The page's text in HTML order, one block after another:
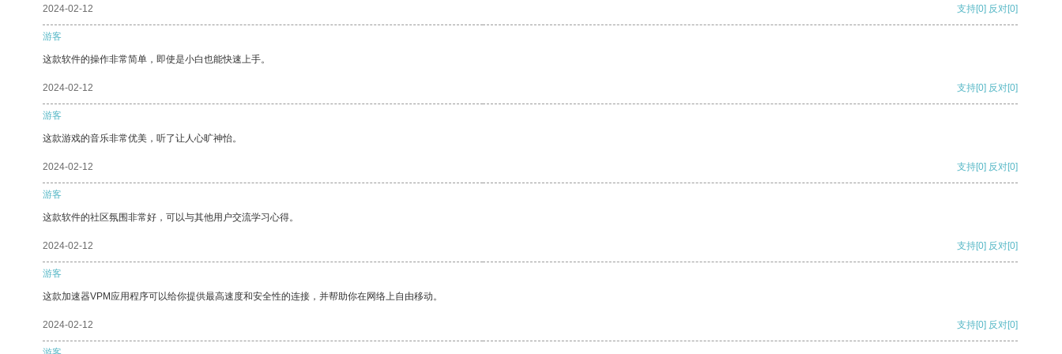
2024-02-12 支持[0] 反对[0]
游客
这款软件的操作非常简单，即使是小白也能快速上手。
2024-02-12 支持[0] 反对[0]
游客
这款游戏的音乐非常优美，听了让人心旷神怡。
2024-02-12 支持[0] 反对[0]
游客
这款软件的社区氛围非常好，可以与其他用户交流学习心得。
2024-02-12 支持[0] 反对[0]
游客
这款加速器VPM应用程序可以给你提供最高速度和安全性的连接，并帮助你在网络上自由移动。
2024-02-12 支持[0] 反对[0]